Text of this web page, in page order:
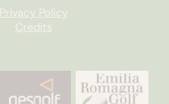
Privacy Policy
Credits